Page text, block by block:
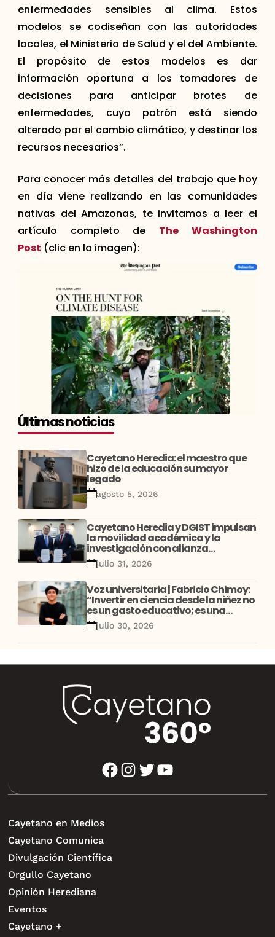
enfermedades sensibles al clima. Estos
modelos se codiseñan con las autoridades
locales, el Ministerio de Salud y el del Ambiente.
El propósito de estos modelos es dar
información oportuna a los tomadores de
decisiones para anticipar brotes de
enfermedades, cuyo patrón está siendo
alterado por el cambio climático, y destinar los
recursos necesarios”.
Para conocer más detalles del trabajo que hoy
en día viene realizando en las comunidades
nativas del Amazonas, te invitamos a leer el
artículo completo de The Washington
Post (clic en la imagen):
Últimas noticias
Cayetano Heredia: el maestro que
hizo de la educación su mayor
legado
agosto 5, 2026
Cayetano Heredia y DGIST impulsan
la movilidad académica y la
investigación con alianza
estratégica entre Perú y Corea
julio 31, 2026
Voz universitaria | Fabricio Chimoy:
“Invertir en ciencia desde la niñez no
es un gasto educativo; es una
decisión de desarrollo”
julio 30, 2026
facebook instagram twitter youtube
Cayetano en Medios
Cayetano Comunica
Divulgación Científica
Orgullo Cayetano
Opinión Herediana
Eventos
Cayetano +